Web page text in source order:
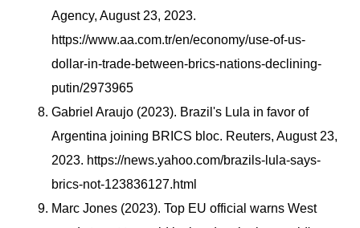
Agency, August 23, 2023.
https://www.aa.com.tr/en/economy/use-of-us-
dollar-in-trade-between-brics-nations-declining-
putin/2973965
Gabriel Araujo (2023). Brazil's Lula in favor of
Argentina joining BRICS bloc. Reuters, August 23,
2023. https://news.yahoo.com/brazils-lula-says-
brics-not-123836127.html
Marc Jones (2023). Top EU official warns West